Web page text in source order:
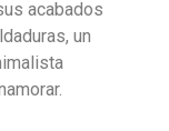
acabados
un